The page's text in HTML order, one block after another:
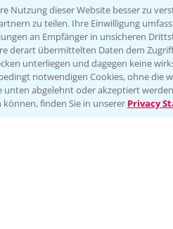
Bis zu 4
Nutzung dieser Website besser zu
zu teilen. Ihre Einwilligung
an Empfänger in unsicheren
derart übermittelten Daten dem
unterliegen und dagegen keine
notwendigen Cookies, ohne die
abgelehnt oder akzeptiert
finden Sie in unserer Privacy